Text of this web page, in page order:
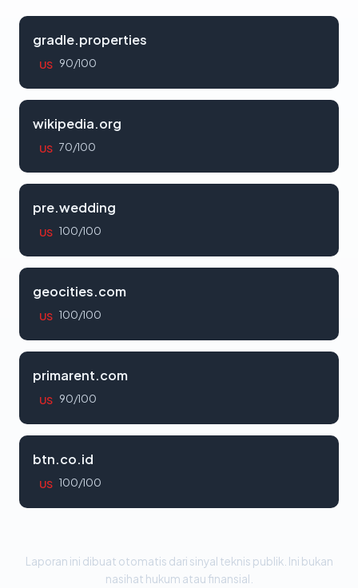
gradle.properties
US 90/100
wikipedia.org
US 70/100
pre.wedding
US 100/100
geocities.com
US 100/100
primarent.com
US 90/100
btn.co.id
US 100/100
Laporan ini dibuat otomatis dari sinyal teknis publik. Ini bukan
nasihat hukum atau finansial.